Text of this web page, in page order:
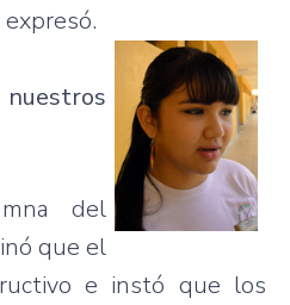
expresó.
nuestros
del
que el
e instó que los